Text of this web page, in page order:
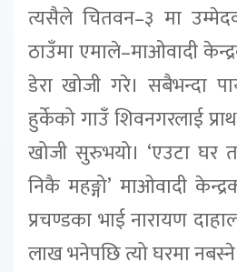
त्यसैले चितवन–३ मा
ठाउँमा एमाले–माओवादी
डेरा खोजी गरे। सबैभन्दा
हुर्केको गाउँ शिवनगरलाई
खोजी सुरुभयो। ‘एउटा घर
निकै महङ्गो’ माओवादी
प्रचण्डका भाई नारायण
लाख भनेपछि त्यो घरमा नबस्ने